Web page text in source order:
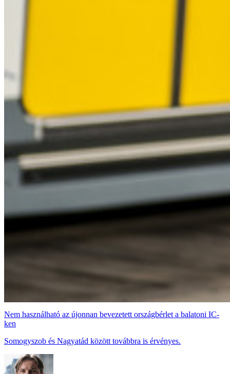
Nem használható az újonnan bevezetett országbérlet a balatoni IC-
ken
Somogyszob és Nagyatád között továbbra is érvényes.